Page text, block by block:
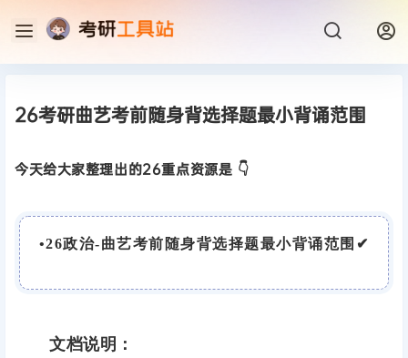
26考研曲艺考前随身背选择题最小背诵范围
今天给大家整理出的26重点资源是 👇
•26政治-曲艺考前随身背选择题最小背诵范围 ✔
文档说明：